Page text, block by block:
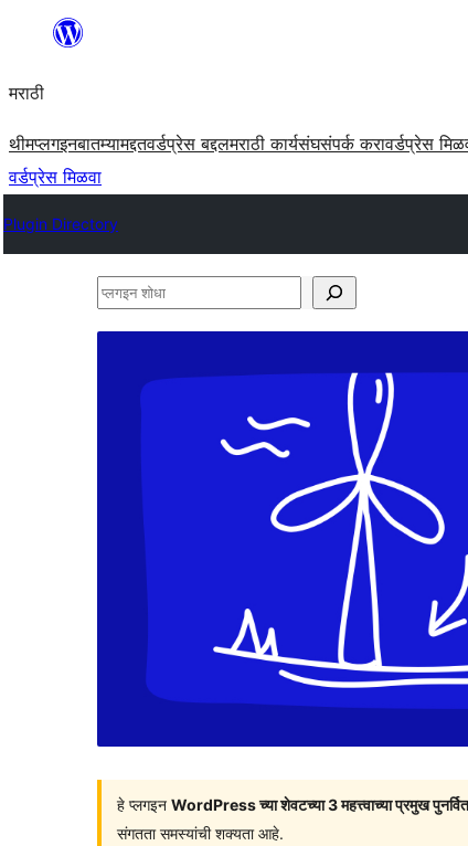
सामुग्रीवर
मराठी
थीमप्लगइनबातम्यामद्दतवर्डप्रेस बद्दलमराठी कार्यसंघसंपर्क करावर्डप्रेस
वर्डप्रेस मिळवा
Plugin Directory
प्लगइन
हे प्लगइन WordPress च्या शेवटच्या 3 महत्त्वाच्या प्रमुख
संगतता समस्यांची शक्यता आहे.